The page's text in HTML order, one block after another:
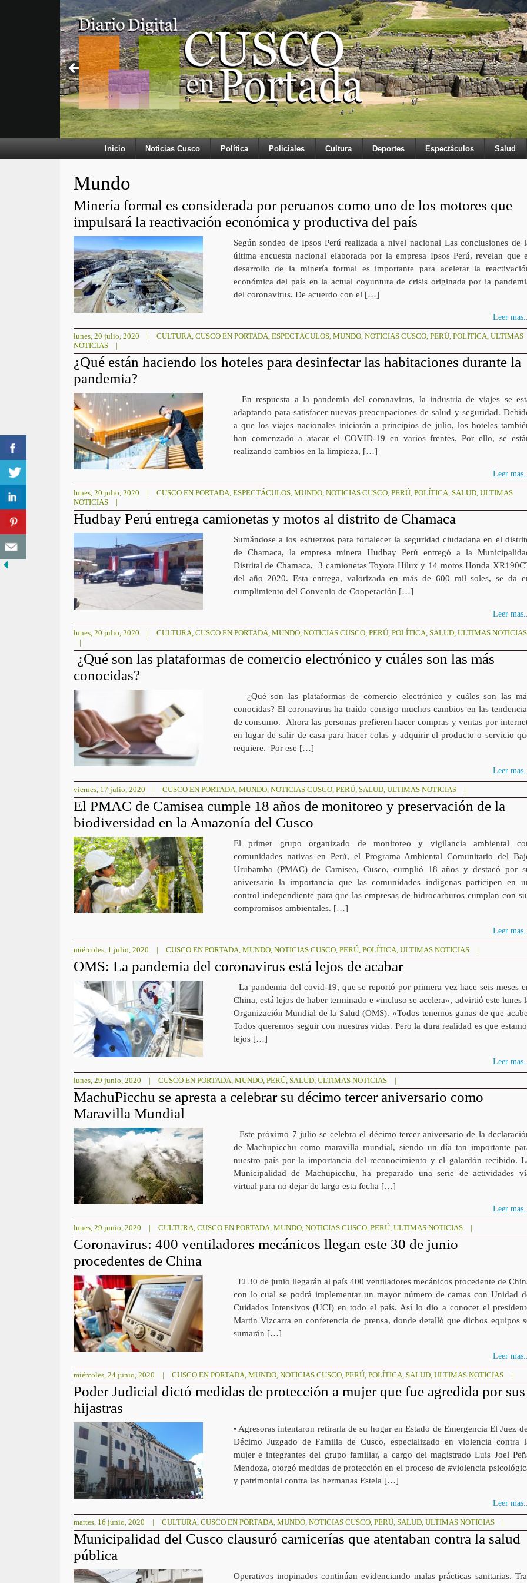
Inicio Noticias Cusco Política Policiales Cultura Deportes Espectáculos Salud
Mundo
Minería formal es considerada por peruanos como uno de los motores que
impulsará la reactivación económica y productiva del país
Según sondeo de Ipsos Perú realizada a nivel nacional Las conclusiones de
última encuesta nacional elaborada por la empresa Ipsos Perú, revelan que
desarrollo de la minería formal es importante para acelerar la
económica del país en la actual coyuntura de crisis originada por la
del coronavirus. De acuerdo con el […]
Leer mas...
lunes, 20 julio, 2020 | CULTURA CUSCO EN PORTADA ESPECTÁCULOS, MUNDO, NOTICIAS CUSCO, PERÚ, POLÍTICA ULTIMAS
NOTICIAS
|
¿Qué están haciendo los hoteles para desinfectar las habitaciones durante la
pandemia?
En respuesta a la pandemia del coronavirus, la industria de viajes se
adaptando para satisfacer nuevas preocupaciones de salud y seguridad.
a que los viajes nacionales iniciarán a principios de julio, los hoteles
han comenzado a atacar el COVID-19 en varios frentes. Por ello, se
realizando cambios en la limpieza, […]
Leer mas...
lunes, 20 julio, 2020 | CUSCO EN PORTADA ESPECTÁCULOS, MUNDO, NOTICIAS CUSCO, PERÚ, POLÍTICA SALUD, ULTIMAS
NOTICIAS
|
Hudbay Perú entrega camionetas y motos al distrito de Chamaca
Sumándose a los esfuerzos para fortalecer la seguridad ciudadana en el
de Chamaca, la empresa minera Hudbay Perú entregó a la
Distrital de Chamaca, 3 camionetas Toyota Hilux y 14 motos Honda
del año 2020. Esta entrega, valorizada en más de 600 mil soles, se da
cumplimiento del Convenio de Cooperación […]
Leer mas...
lunes, 20 julio, 2020 | CULTURA CUSCO EN PORTADA MUNDO, NOTICIAS CUSCO, PERÚ, POLÍTICA SALUD, ULTIMAS NOTICIAS
|
¿Qué son las plataformas de comercio electrónico y cuáles son las más
conocidas?
¿Qué son las plataformas de comercio electrónico y cuáles son las
conocidas? El coronavirus ha traído consigo muchos cambios en las
de consumo. Ahora las personas prefieren hacer compras y ventas por
en lugar de salir de casa para hacer colas y adquirir el producto o servicio
requiere. Por ese […]
Leer mas...
viernes, 17 julio, 2020 | CUSCO EN PORTADA MUNDO, NOTICIAS CUSCO, PERÚ, SALUD, ULTIMAS NOTICIAS |
El PMAC de Camisea cumple 18 años de monitoreo y preservación de la
biodiversidad en la Amazonía del Cusco
El primer grupo organizado de monitoreo y vigilancia ambiental
comunidades nativas en Perú, el Programa Ambiental Comunitario del
Urubamba (PMAC) de Camisea, Cusco, cumplió 18 años y destacó por
aniversario la importancia que las comunidades indígenas participen en
control independiente para que las empresas de hidrocarburos cumplan con
compromisos ambientales. […]
Leer mas...
miércoles, 1 julio, 2020 | CUSCO EN PORTADA MUNDO, NOTICIAS CUSCO, PERÚ, POLÍTICA ULTIMAS NOTICIAS |
OMS: La pandemia del coronavirus está lejos de acabar
La pandemia del covid-19, que se reportó por primera vez hace seis meses
China, está lejos de haber terminado e «incluso se acelera», advirtió este lunes
Organización Mundial de la Salud (OMS). «Todos tenemos ganas de que
Todos queremos seguir con nuestras vidas. Pero la dura realidad es que
lejos […]
Leer mas...
lunes, 29 junio, 2020 | CUSCO EN PORTADA MUNDO, PERÚ, SALUD, ULTIMAS NOTICIAS |
MachuPicchu se apresta a celebrar su décimo tercer aniversario como
Maravilla Mundial
Este próximo 7 julio se celebra el décimo tercer aniversario de la
de Machupicchu como maravilla mundial, siendo un día tan importante
nuestro país por la importancia del reconocimiento y el galardón recibido.
Municipalidad de Machupicchu, ha preparado una serie de actividades
virtual para no dejar de largo esta fecha […]
Leer mas...
lunes, 29 junio, 2020 | CULTURA CUSCO EN PORTADA MUNDO, NOTICIAS CUSCO, PERÚ, ULTIMAS NOTICIAS |
Coronavirus: 400 ventiladores mecánicos llegan este 30 de junio
procedentes de China
El 30 de junio llegarán al país 400 ventiladores mecánicos procedente de
con lo cual se podrá implementar un mayor número de camas con Unidad
Cuidados Intensivos (UCI) en todo el país. Así lo dio a conocer el
Martín Vizcarra en conferencia de prensa, donde detalló que dichos equipos
sumarán […]
Leer mas...
miércoles, 24 junio, 2020 | CUSCO EN PORTADA MUNDO, NOTICIAS CUSCO, PERÚ, POLÍTICA SALUD, ULTIMAS NOTICIAS |
Poder Judicial dictó medidas de protección a mujer que fue agredida por sus
hijastras
• Agresoras intentaron retirarla de su hogar en Estado de Emergencia El Juez
Décimo Juzgado de Familia de Cusco, especializado en violencia contra
mujer e integrantes del grupo familiar, a cargo del magistrado Luis Joel
Mendoza, otorgó medidas de protección en el proceso de #violencia
y patrimonial contra las hermanas Estela […]
Leer mas...
martes, 16 junio, 2020 | CULTURA CUSCO EN PORTADA MUNDO, NOTICIAS CUSCO, PERÚ, SALUD, ULTIMAS NOTICIAS |
Municipalidad del Cusco clausuró carnicerías que atentaban contra la salud
pública
Operativos inopinados continúan evidenciando malas prácticas sanitarias.